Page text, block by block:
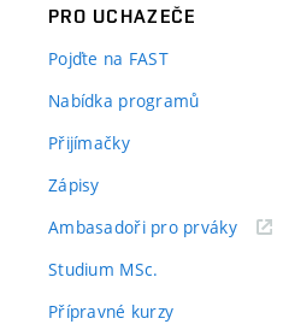
PRO UCHAZEČE
Pojďte na FAST
Nabídka programů
Přijímačky
Zápisy
Ambasadoři pro prváky
Studium MSc.
Přípravné kurzy